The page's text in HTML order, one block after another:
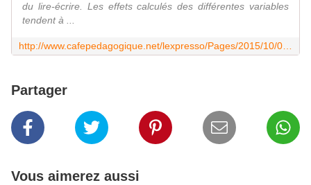
du lire-écrire. Les effets calculés des différentes variables
tendent à ...
Partager
Vous aimerez aussi